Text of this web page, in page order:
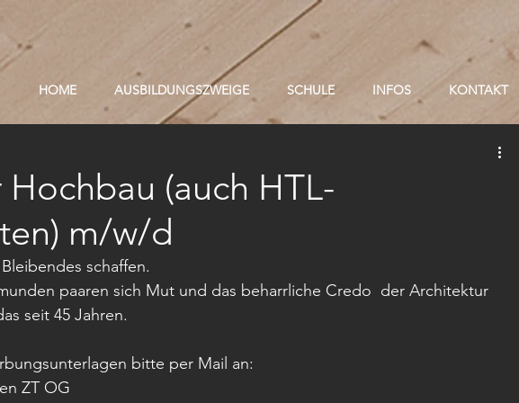
HOME AUSBILDUNGSZWEIGE SCHULE INFOS KONTAKT
Hochbau (auch HTL-
m/w/d
schaffen.
paaren sich Mut und das beharrliche Credo  der Architektur
seit 45 Jahren.
bitte per Mail an:
ZT OG